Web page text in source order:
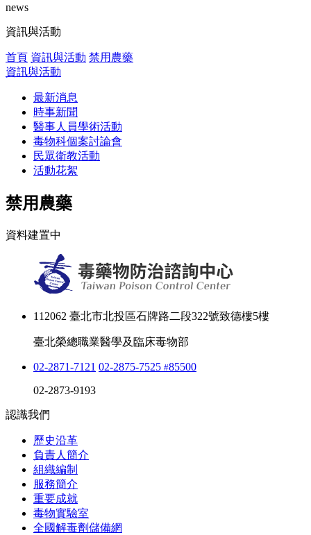
news
資訊與活動
首頁 資訊與活動 禁用農藥
資訊與活動
最新消息
時事新聞
醫事人員學術活動
毒物科個案討論會
民眾衛教活動
活動花絮
禁用農藥
資料建置中
112062 臺北市北投區石牌路二段322號致德樓5樓
臺北榮總職業醫學及臨床毒物部
02-2871-7121 02-2875-7525 #85500
02-2873-9193
認識我們
歷史沿革
負責人簡介
組織編制
服務簡介
重要成就
毒物實驗室
全國解毒劑儲備網